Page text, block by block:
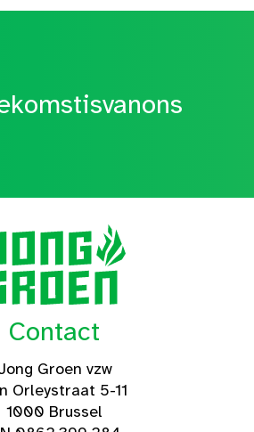
Contact
Groen vzw
Orleystraat 5-11
1000 Brussel